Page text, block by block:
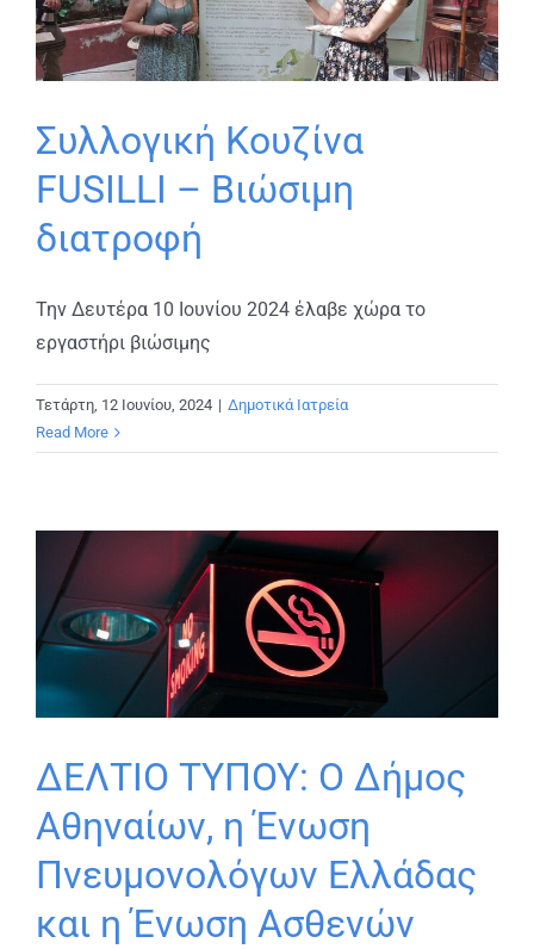
Συλλογική Κουζίνα
FUSILLI – Βιώσιμη
διατροφή
Την Δευτέρα 10 Ιουνίου 2024 έλαβε χώρα το
εργαστήρι βιώσιμης
Τετάρτη, 12 Ιουνίου, 2024 | Δημοτικά Ιατρεία
Read More
ΔΕΛΤΙΟ ΤΥΠΟΥ: Ο Δήμος
Αθηναίων, η Ένωση
Πνευμονολόγων Ελλάδας
και η Ένωση Ασθενών